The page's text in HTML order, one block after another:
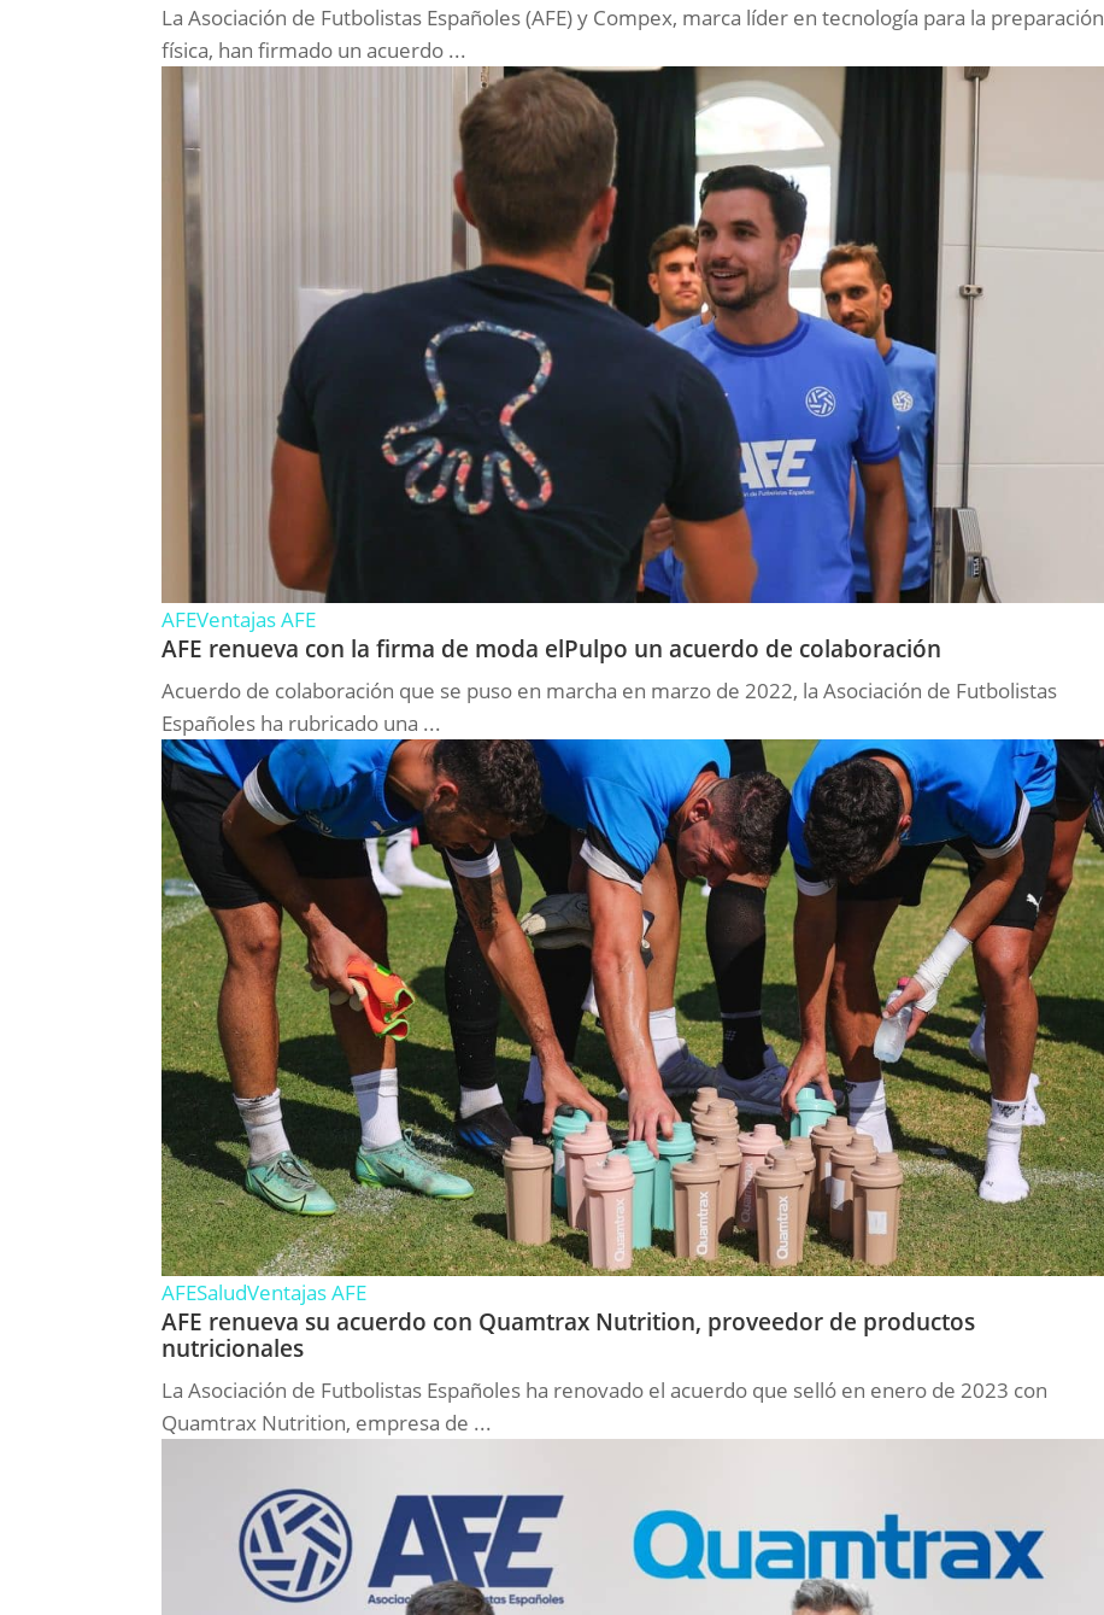
La Asociación de Futbolistas Españoles (AFE) y Compex, marca líder en tecnología para la preparación
física, han firmado un acuerdo ...
AFEVentajas AFE
AFE renueva con la firma de moda elPulpo un acuerdo de colaboración
Acuerdo de colaboración que se puso en marcha en marzo de 2022, la Asociación de Futbolistas
Españoles ha rubricado una ...
AFESaludVentajas AFE
AFE renueva su acuerdo con Quamtrax Nutrition, proveedor de productos
nutricionales
La Asociación de Futbolistas Españoles ha renovado el acuerdo que selló en enero de 2023 con
Quamtrax Nutrition, empresa de ...